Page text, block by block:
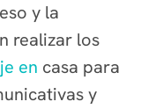
y la
realizar los
en casa para
y